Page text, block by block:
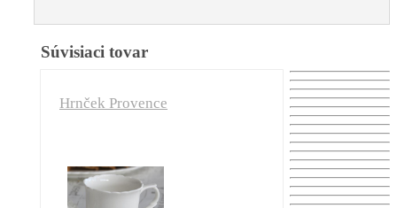
Súvisiaci tovar
Hrnček Provence